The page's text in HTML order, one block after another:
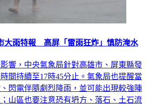
大雨特報 高屏「雷雨狂炸」慎防淹水
響，中央氣象局針對高雄市、屏東縣發
間持續至17時45分止。氣象局也提醒當
閃電伴隨劇烈降雨，並可能出現較強陣
山區也要注意恐有坍方、落石、土石流